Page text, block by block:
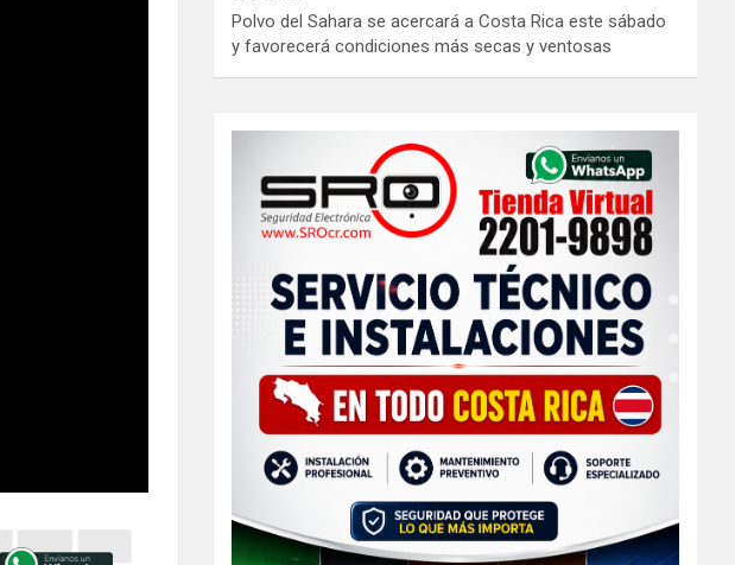
Polvo del Sahara se acercará a Costa Rica este sábado
y favorecerá condiciones más secas y ventosas